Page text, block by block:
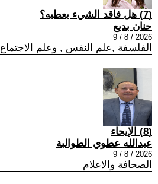
(7) هل فاقد الشيء يعطيه؟
حنان بديع
2026 / 8 / 9
الفلسفة ,علم النفس , وعلم الاجتماع
(8) الإيحاء
عبدالله عطوي الطوالبة
2026 / 8 / 9
الصحافة والاعلام